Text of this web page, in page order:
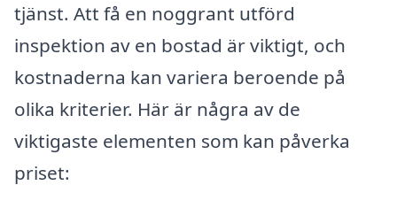
tjänst. Att få en noggrant utförd
inspektion av en bostad är viktigt, och
kostnaderna kan variera beroende på
olika kriterier. Här är några av de
viktigaste elementen som kan påverka
priset: